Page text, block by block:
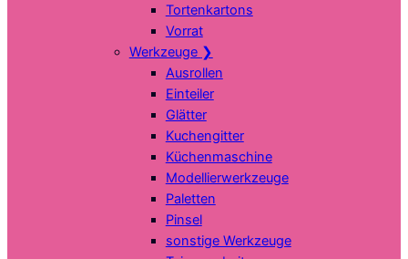
Tortenkartons
Vorrat
Werkzeuge ❯
Ausrollen
Einteiler
Glätter
Kuchengitter
Küchenmaschine
Modellierwerkzeuge
Paletten
Pinsel
sonstige Werkzeuge